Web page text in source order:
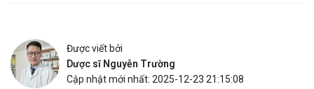
Được viết bởi
Dược sĩ Nguyễn Trường
Cập nhật mới nhất: 2025-12-23 21:15:08